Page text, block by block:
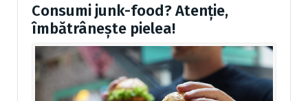
Consumi junk-food? Atenție,
îmbătrânește pielea!